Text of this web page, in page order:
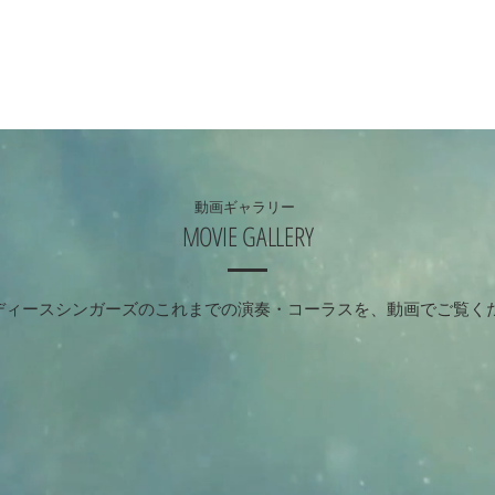
動画ギャラリー
MOVIE GALLERY
ィースシンガーズのこれまでの演奏・コーラスを、動画でご覧く